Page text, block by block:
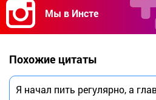
Мы в Инсте
Похожие цитаты
Я начал пить регулярно, а